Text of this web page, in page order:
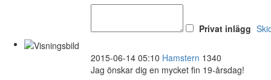
Privat inlägg
2015-06-14 05:10 Hamstern 1340
Jag önskar dig en mycket fin 19-årsdag!